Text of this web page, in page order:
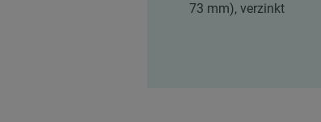
73 mm), verzinkt